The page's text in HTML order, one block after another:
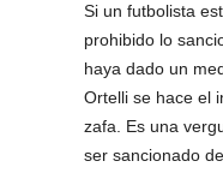
Si un futbolista
prohibido lo
haya dado un
Ortelli se hace el
zafa. Es una
ser sancionado